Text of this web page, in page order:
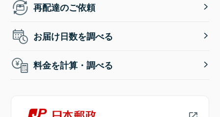
再配達のご依頼
お届け日数を調べる
料金を計算・調べる